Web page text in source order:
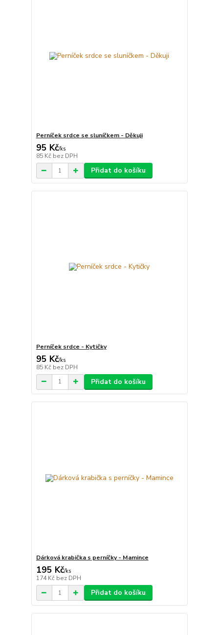
Perníček srdce se sluníčkem - Děkuji
95 Kč/ks
85 Kč bez DPH
Přidat do košíku
Perníček srdce - Kytičky
95 Kč/ks
85 Kč bez DPH
Přidat do košíku
Dárková krabička s perníčky - Mamince
195 Kč/ks
174 Kč bez DPH
Přidat do košíku